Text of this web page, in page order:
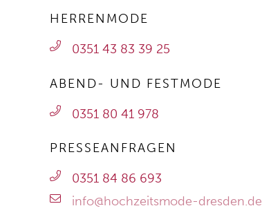
HERRENMODE
0351 43 83 39 25
ABEND- UND FESTMODE
0351 80 41 978
PRESSEANFRAGEN
0351 84 86 693
info@hochzeitsmode-dresden.de